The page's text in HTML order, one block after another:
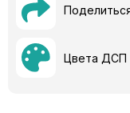
Цвета ДСП